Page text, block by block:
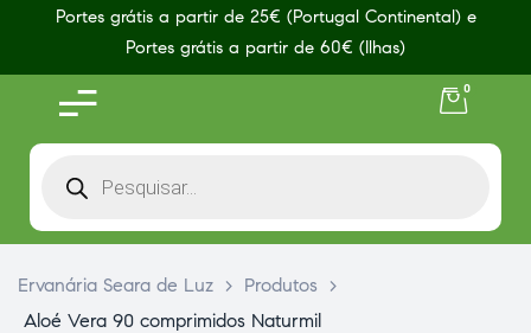
Portes grátis a partir de 25€ (Portugal Continental) e
Portes grátis a partir de 60€ (Ilhas)
0
Ervanária Seara de Luz > Produtos
>
Aloé Vera 90 comprimidos Naturmil